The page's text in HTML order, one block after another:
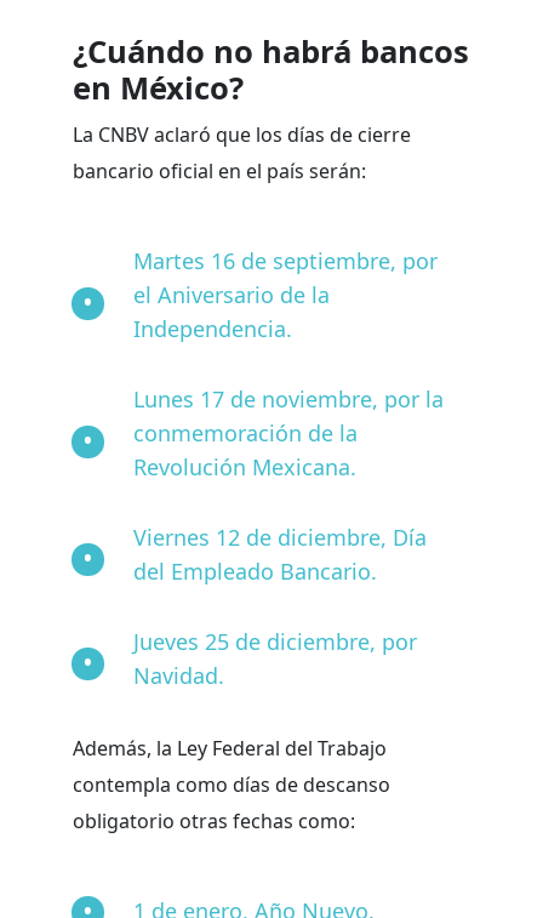
¿Cuándo no habrá bancos
en México?
La CNBV aclaró que los días de cierre
bancario oficial en el país serán:
Martes 16 de septiembre, por
el Aniversario de la
Independencia.
Lunes 17 de noviembre, por la
conmemoración de la
Revolución Mexicana.
Viernes 12 de diciembre, Día
del Empleado Bancario.
Jueves 25 de diciembre, por
Navidad.
Además, la Ley Federal del Trabajo
contempla como días de descanso
obligatorio otras fechas como:
1 de enero, Año Nuevo.